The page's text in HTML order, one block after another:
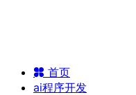
首页
ai程序开发